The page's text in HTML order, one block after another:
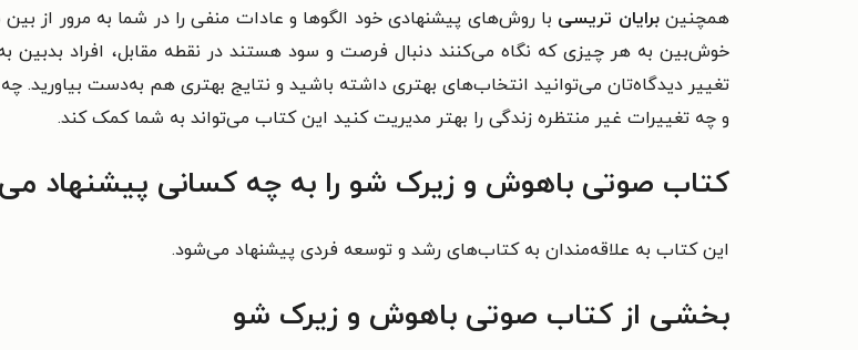
همچنینبرایان تریسی با روش‌های پیشنهادی خود الگو‌ها و عادات منفی را در شما به مرور از
خوش‌بین به هر چیزی که نگاه می‌کنند دنبال فرصت و سود هستند در نقطه مقابل، افراد بدبین
تغییر دیدگاه‌تان می‌توانید انتخاب‌های بهتری داشته باشید و نتایج بهتری هم به‌دست بیاورید.
و چه تغییرات غیر منتظره زندگی را بهتر مدیریت کنید این کتاب می‌تواند به شما کمک کند.
کتاب صوتی باهوش و زیرک شو را به چه کسانی پیشنهاد
این کتاب به علاقه‌مندان به کتاب‌های رشد و توسعه فردی پیشنهاد می‌شود.
بخشی از کتاب صوتی باهوش و زیرک شو